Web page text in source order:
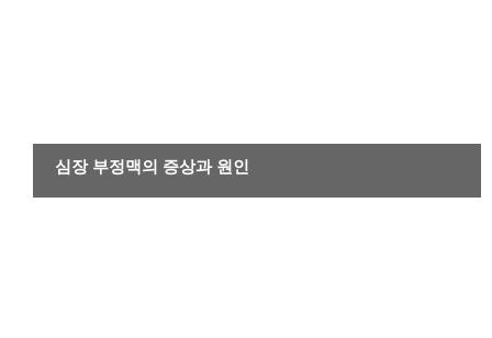
심장 부정맥의 증상과 원인